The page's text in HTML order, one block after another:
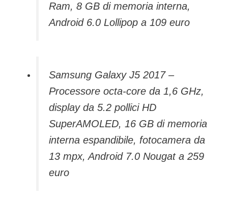
Ram, 8 GB di memoria interna,
Android 6.0 Lollipop a 109 euro
Samsung Galaxy J5 2017 –
Processore octa-core da 1,6 GHz,
display da 5.2 pollici HD
SuperAMOLED, 16 GB di memoria
interna espandibile, fotocamera da
13 mpx, Android 7.0 Nougat a 259
euro